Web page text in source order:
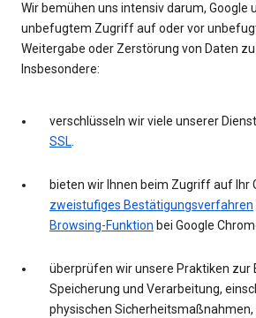
Wir bemühen uns intensiv darum, Google
unbefugtem Zugriff auf oder vor
Weitergabe oder Zerstörung von Daten
Insbesondere:
verschlüsseln wir viele unserer
SSL.
bieten wir Ihnen beim Zugriff auf Ihr
zweistufiges Bestätigungsverfahren
Browsing-Funktion bei Google
überprüfen wir unsere Praktiken zur
Speicherung und Verarbeitung,
physischen